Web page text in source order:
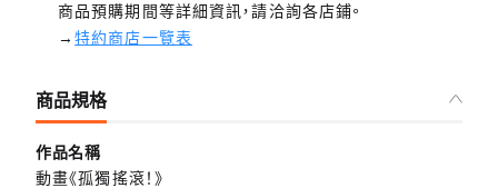
商品預購期間等詳細資訊，請洽詢各店鋪。
→特約商店一覽表
商品規格
作品名稱
動畫《孤獨搖滾！》